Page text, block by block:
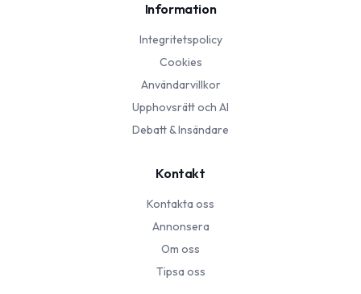
Information
Integritetspolicy
Cookies
Användarvillkor
Upphovsrätt och AI
Debatt & Insändare
Kontakt
Kontakta oss
Annonsera
Om oss
Tipsa oss